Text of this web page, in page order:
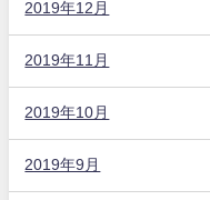
2019年12月
2019年11月
2019年10月
2019年9月